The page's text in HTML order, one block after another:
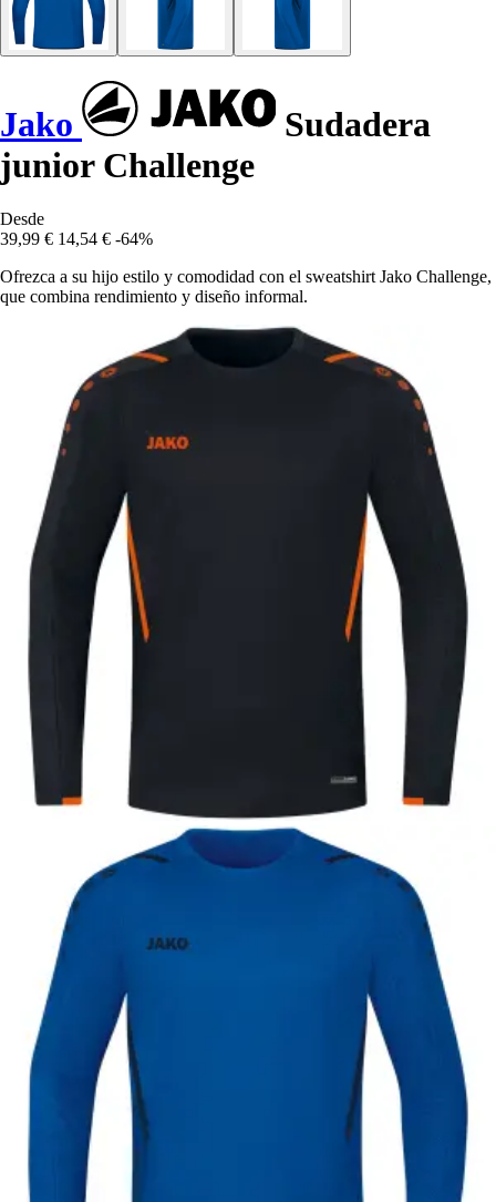
Jako
Sudadera
junior Challenge
Desde
39,99 € 14,54 € -64%
Ofrezca a su hijo estilo y comodidad con el sweatshirt Jako Challenge,
que combina rendimiento y diseño informal.